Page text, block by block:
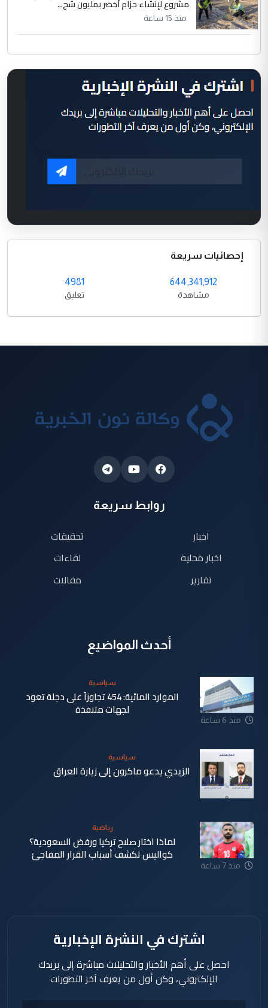
مشروع لإنشاء حزام أخضر بمليون شج...
منذ 15 ساعة
إحصائيات سريعة
644,341,912
مشاهدة
4981
تعليق
روابط سريعة
اخبار
اخبار محلية
تقارير
تحقيقات
لقاءات
مقالات
أحدث المواضيع
منذ 6 ساعة
سياسية
الموارد المائية: 454 تجاوزاً على دجلة تعود
لجهات متنفذة
سياسية
الزيدي يدعو ماكرون إلى زيارة العراق
منذ 7 ساعة
رياضية
لماذا اختار صلاح تركيا ورفض السعودية؟
كواليس تكشف أسباب القرار المفاجئ
اشترك في النشرة الإخبارية
احصل على أهم الأخبار والتحليلات مباشرة إلى بريدك
الإلكتروني، وكن أول من يعرف آخر التطورات